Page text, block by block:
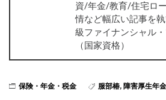
資/年金/教育/住宅ロ
情など幅広い記事を
級ファイナンシャル
（国家資格）
保険・年金・税金 服部椿, 障害厚生年金